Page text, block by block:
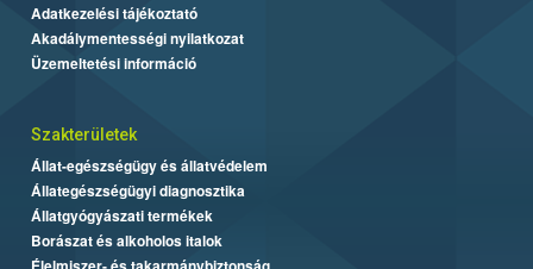
Adatkezelési tájékoztató
Akadálymentességi nyilatkozat
Üzemeltetési információ
Szakterületek
Állat-egészségügy és állatvédelem
Állategészségügyi diagnosztika
Állatgyógyászati termékek
Borászat és alkoholos italok